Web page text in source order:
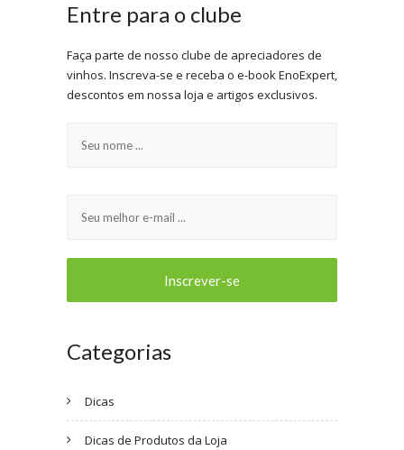
Entre para o clube
Faça parte de nosso clube de apreciadores de
vinhos. Inscreva-se e receba o e-book EnoExpert,
descontos em nossa loja e artigos exclusivos.
Categorias
Dicas
Dicas de Produtos da Loja